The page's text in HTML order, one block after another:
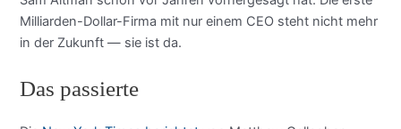
Milliarden-Dollar-Firma mit nur einem CEO steht nicht mehr
in der Zukunft — sie ist da.
Das passierte